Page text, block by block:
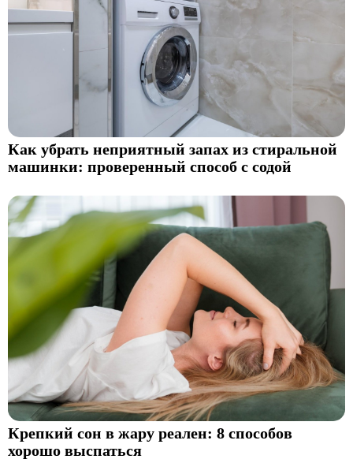
Как убрать неприятный запах из стиральной
машинки: проверенный способ с содой
Крепкий сон в жару реален: 8 способов
хорошо выспаться